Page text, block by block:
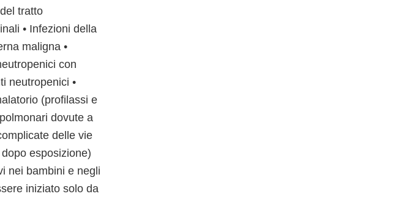
tratto
• Infezioni della
maligna •
con
neutropenici •
(profilassi e
dovute a
delle vie
esposizione)
nei bambini e negli
iniziato solo da